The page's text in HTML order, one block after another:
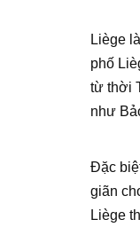
Liège
phố
từ thời
như
Đặc
giãn
Liège